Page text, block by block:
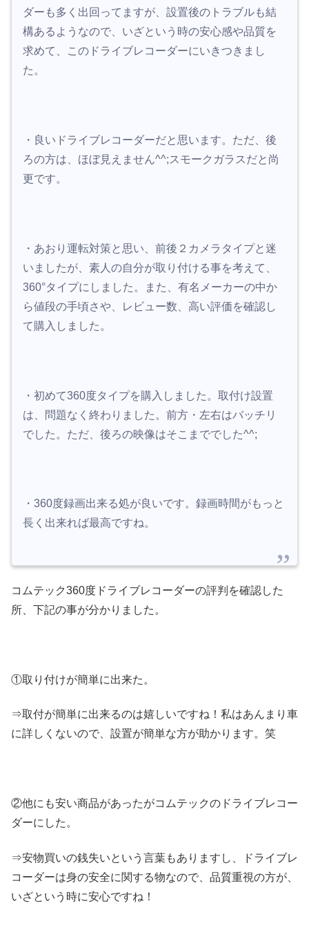
ダーも多く出回ってますが、設置後のトラブルも結
構あるようなので、いざという時の安心感や品質を
求めて、このドライブレコーダーにいきつきまし
た。
・良いドライブレコーダーだと思います。ただ、後
ろの方は、ほぼ見えません^^;スモークガラスだと尚
更です。
・あおり運転対策と思い、前後２カメラタイプと迷
いましたが、素人の自分が取り付ける事を考えて、
360°タイプにしました。
また、有名メーカーの中か
ら値段の手頃さや、レビュー数、高い評価を確認し
て購入しました。
・初めて360度タイプを購入しました。取付け設置
は、問題なく終わりました。前方・左右はバッチリ
でした。ただ、後ろの映像はそこまででした^^;
・360度録画出来る処が良いです。録画時間がもっと
長く出来れば最高ですね。
コムテック360度ドライブレコーダーの評判を確認した
所、下記の事が分かりました。
①取り付けが簡単に出来た。
⇒取付が簡単に出来るのは嬉しいですね！私はあんまり車
に詳しくないので、設置が簡単な方が助かります。笑
②他にも安い商品があったがコムテックのドライブレコー
ダーにした。
⇒安物買いの銭失いという言葉もありますし、ドライブレ
コーダーは身の安全に関する物なので、品質重視の方が、
いざという時に安心ですね！